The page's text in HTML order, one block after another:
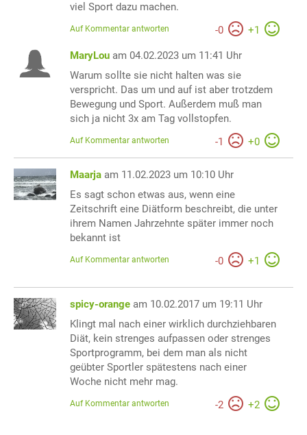
viel Sport dazu machen.
-0 +1
Auf Kommentar antworten
MaryLou am 04.02.2023 um 11:41 Uhr
Warum sollte sie nicht halten was sie
verspricht. Das um und auf ist aber trotzdem
Bewegung und Sport. Außerdem muß man
sich ja nicht 3x am Tag vollstopfen.
-1 +0
Auf Kommentar antworten
Maarja am 11.02.2023 um 10:10 Uhr
Es sagt schon etwas aus, wenn eine
Zeitschrift eine Diätform beschreibt, die unter
ihrem Namen Jahrzehnte später immer noch
bekannt ist
-0 +1
Auf Kommentar antworten
spicy-orange am 10.02.2017 um 19:11 Uhr
Klingt mal nach einer wirklich durchziehbaren
Diät, kein strenges aufpassen oder strenges
Sportprogramm, bei dem man als nicht
geübter Sportler spätestens nach einer
Woche nicht mehr mag.
-2 +2
Auf Kommentar antworten